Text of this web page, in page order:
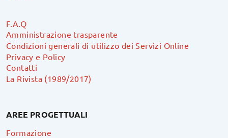
F.A.Q
Amministrazione trasparente
Condizioni generali di utilizzo dei Servizi Online
Privacy e Policy
Contatti
La Rivista (1989/2017)
AREE PROGETTUALI
Formazione